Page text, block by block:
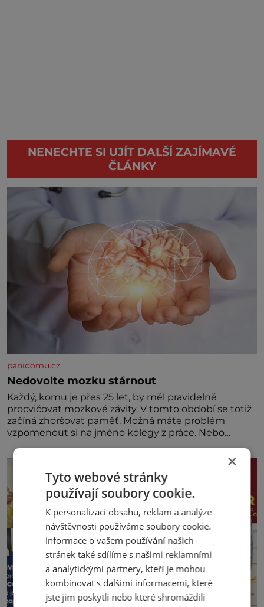
NENECHTE SI UJÍT DALŠÍ ZAJÍMAVÉ
ČLÁNKY
panidomu.cz
Nedovolte mozku stárnout
Každý, komu je přes 25 let, by měl pravidelně
procvičovat mozkové závity. V tomto období se totiž
začíná zhoršovat paměť. Možná máte problém
vzpomenout si na jméno kolegy z práce. Nebo
nedávno přečetli. Je to opravdu tak, s věkem jako
×
Tyto webové stránky
používají soubory cookie.
K personalizaci obsahu, reklam a analýze
návštěvnosti používáme soubory cookie.
Informace o vašem používání našich
stránek také sdílíme s našimi reklamními
a analytickými partnery, kteří je mohou
kombinovat s dalšími informacemi, které
jste jim poskytli nebo které shromáždili